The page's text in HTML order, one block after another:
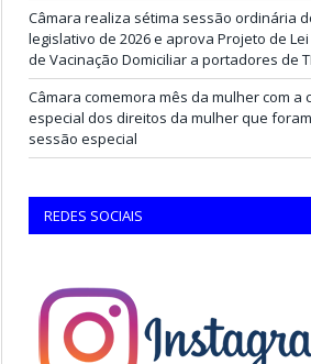
Câmara realiza sétima sessão ordinária
legislativo de 2026 e aprova Projeto de
de Vacinação Domiciliar a portadores de
Câmara comemora mês da mulher com a
especial dos direitos da mulher que
sessão especial
REDES SOCIAIS